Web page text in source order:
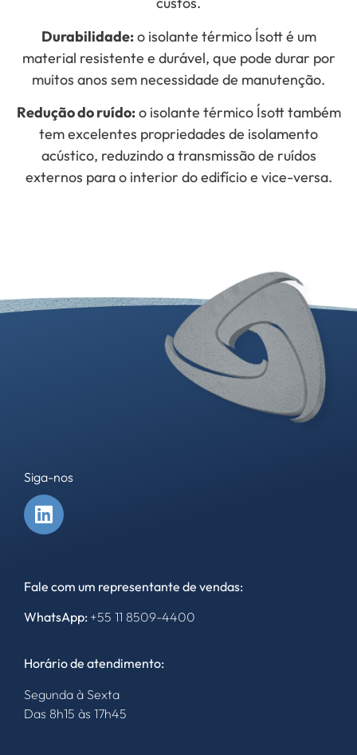
Durabilidade:o isolante térmico Ísott é um
material resistente e durável, que pode durar por
muitos anos sem necessidade de manutenção.
Redução do ruído:o isolante térmico Ísott também
tem excelentes propriedades de isolamento
acústico, reduzindo a transmissão de ruídos
externos para o interior do edifício e vice-versa.
Siga-nos
Fale com um representante de vendas:
WhatsApp: +55 11 8509-4400
Horário de atendimento:
Segunda à Sexta
Das 8h15 às 17h45